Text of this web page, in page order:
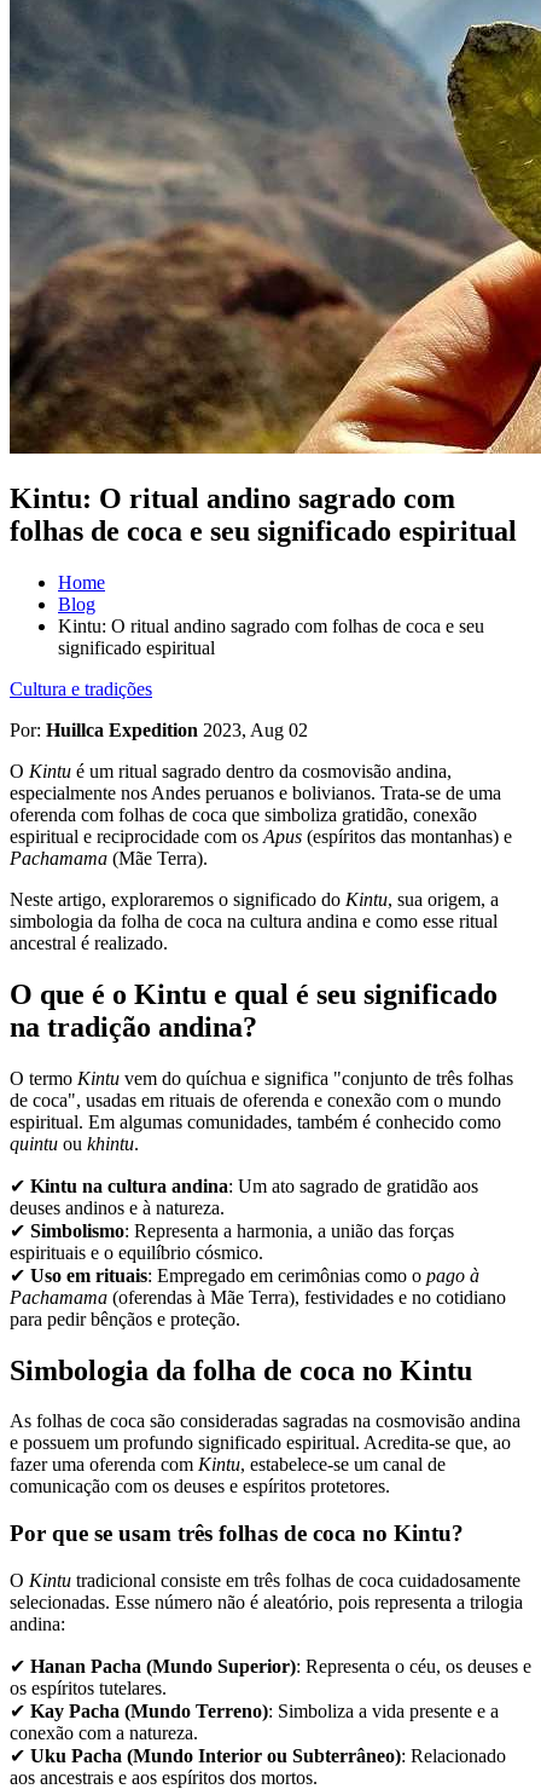
Kintu: O ritual andino sagrado com
folhas de coca e seu significado espiritual
Home
Blog
Kintu: O ritual andino sagrado com folhas de coca e seu
significado espiritual
Cultura e tradições
Por: Huillca Expedition 2023, Aug 02
O Kintu é um ritual sagrado dentro da cosmovisão andina,
especialmente nos Andes peruanos e bolivianos. Trata-se de uma
oferenda com folhas de coca que simboliza gratidão, conexão
espiritual e reciprocidade com os Apus (espíritos das montanhas) e
Pachamama (Mãe Terra).
Neste artigo, exploraremos o significado do Kintu, sua origem, a
simbologia da folha de coca na cultura andina e como esse ritual
ancestral é realizado.
O que é o Kintu e qual é seu significado
na tradição andina?
O termo Kintu vem do quíchua e significa "conjunto de três folhas
de coca", usadas em rituais de oferenda e conexão com o mundo
espiritual. Em algumas comunidades, também é conhecido como
quintu ou khintu.
✔ Kintu na cultura andina: Um ato sagrado de gratidão aos
deuses andinos e à natureza.
✔ Simbolismo: Representa a harmonia, a união das forças
espirituais e o equilíbrio cósmico.
✔ Uso em rituais: Empregado em cerimônias como o pago à
Pachamama (oferendas à Mãe Terra), festividades e no cotidiano
para pedir bênçãos e proteção.
Simbologia da folha de coca no Kintu
As folhas de coca são consideradas sagradas na cosmovisão andina
e possuem um profundo significado espiritual. Acredita-se que, ao
fazer uma oferenda com Kintu, estabelece-se um canal de
comunicação com os deuses e espíritos protetores.
Por que se usam três folhas de coca no Kintu?
O Kintu tradicional consiste em três folhas de coca cuidadosamente
selecionadas. Esse número não é aleatório, pois representa a trilogia
andina:
✔ Hanan Pacha (Mundo Superior): Representa o céu, os deuses e
os espíritos tutelares.
✔ Kay Pacha (Mundo Terreno): Simboliza a vida presente e a
conexão com a natureza.
✔ Uku Pacha (Mundo Interior ou Subterrâneo): Relacionado
aos ancestrais e aos espíritos dos mortos.